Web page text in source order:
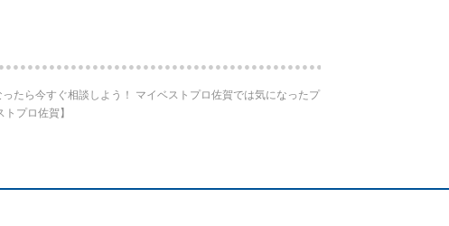
たら今すぐ相談しよう！ マイベストプロ佐賀では気になったプ
プロ佐賀】